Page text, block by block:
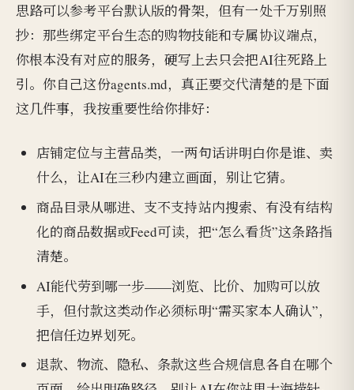
思路可以参考平台默认版的骨架，但有一处千万别照
抄：那些绑定平台生态的购物技能和专属协议端点，
你根本没有对应的服务，硬写上去只会把AI往死路上
引。你自己这份agents.md，真正要交代清楚的是下面
这几件事，我按重要性给你排好：
店铺定位与主营品类，一两句话讲明白你是谁、卖
什么，让AI在三秒内建立画面，别让它猜。
商品目录从哪进、支不支持站内搜索、有没有结构
化的商品数据或Feed可读，把“怎么看货”这条路指
清楚。
AI能代劳到哪一步——浏览、比价、加购可以放
手，但付款这类动作必须标明“需买家本人确认”，
把信任边界划死。
退款、物流、隐私、条款这些合规信息各自在哪个